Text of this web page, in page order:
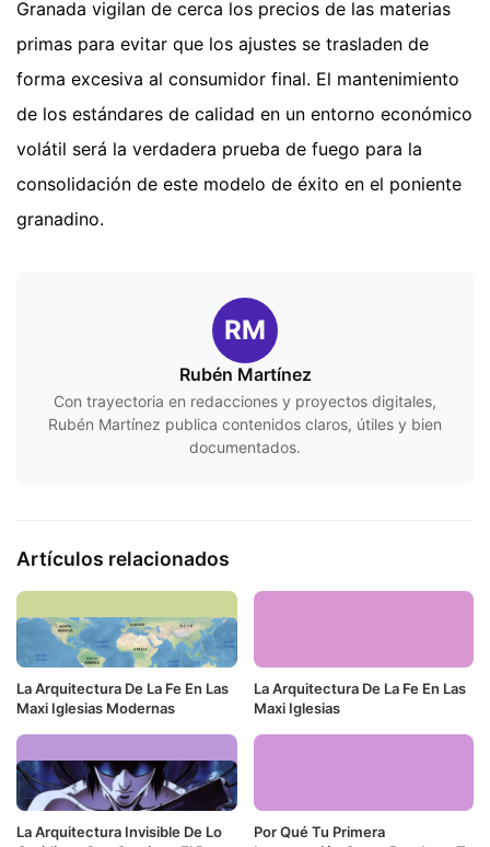
Granada vigilan de cerca los precios de las materias
primas para evitar que los ajustes se trasladen de
forma excesiva al consumidor final. El mantenimiento
de los estándares de calidad en un entorno económico
volátil será la verdadera prueba de fuego para la
consolidación de este modelo de éxito en el poniente
granadino.
RM
Rubén Martínez
Con trayectoria en redacciones y proyectos digitales,
Rubén Martínez publica contenidos claros, útiles y bien
documentados.
Artículos relacionados
La Arquitectura De La Fe En Las
Maxi Iglesias Modernas
La Arquitectura De La Fe En Las
Maxi Iglesias
La Arquitectura Invisible De Lo
Por Qué Tu Primera